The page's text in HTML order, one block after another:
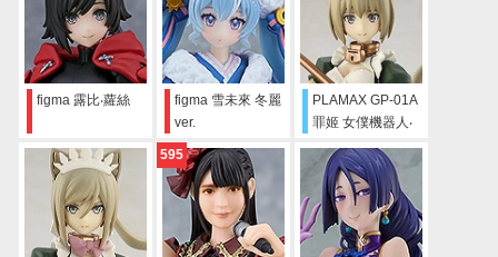
figma 露比‧蘿絲
figma 雪未來 冬麗
ver.
PLAMAX GP-01A
罪姬 女僕機器人‧
595